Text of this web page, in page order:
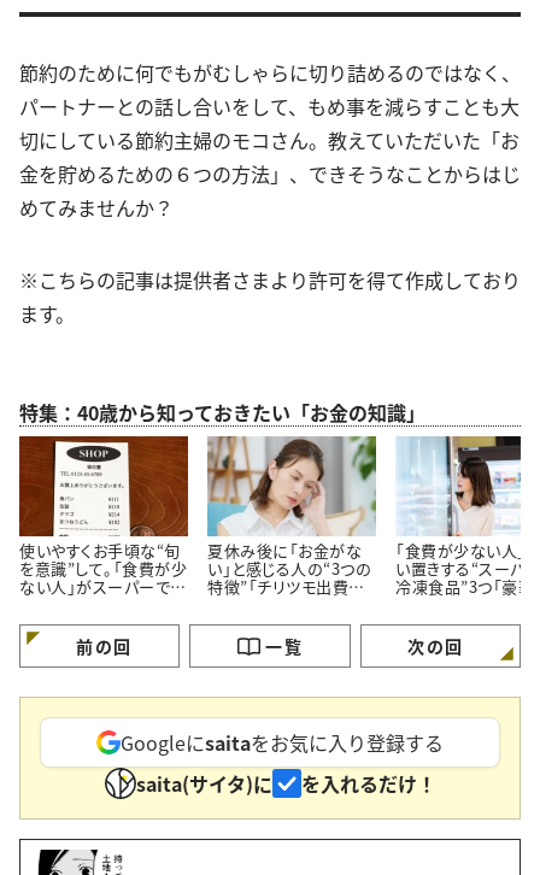
節約のために何でもがむしゃらに切り詰めるのではなく、
パートナーとの話し合いをして、もめ事を減らすことも大
切にしている節約主婦のモコさん。教えていただいた「お
金を貯めるための６つの方法」、できそうなことからはじ
めてみませんか？
※こちらの記事は提供者さまより許可を得て作成しており
ます。
特集：40歳から知っておきたい「お金の知識」
使いやすくお手頃な“旬
を意識”して。「食費が少
ない人」がスーパーでよ
夏休み後に「お金がな
い」と感じる人の“3つの
特徴”「チリツモ出費に
「食費が少ない人」
い置きする“スーパ
冷凍食品”3つ「豪華
る」
前の回 一覧 次の回
Googleにsaitaをお気に入り登録する
saita(サイタ)に
を入れるだけ！